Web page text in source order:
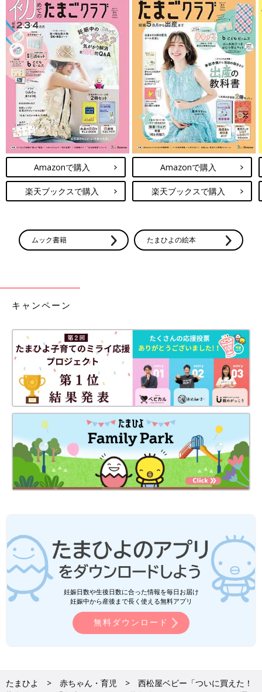
Amazonで購入
楽天ブックスで購入
Amazonで購入
楽天ブックスで購入
ムック書籍 たまひよの絵本
キャンペーン
妊娠日数や生後日数に合った情報を毎日お届け
妊娠中から産後まで長く使える無料アプリ
無料ダウンロード
たまひよ 赤ちゃん・育児
西松屋ベビー「ついに買えた！